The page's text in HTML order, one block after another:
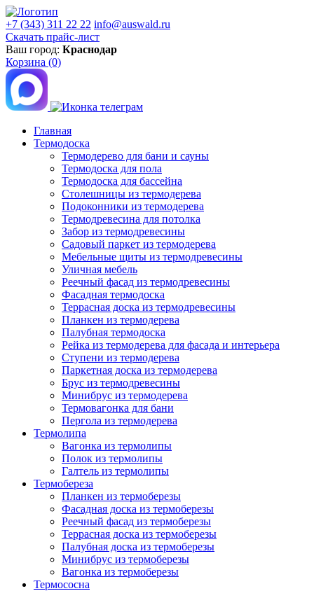
+7 (343) 311 22 22 info@auswald.ru
Скачать прайс-лист
Ваш город: Краснодар
Корзина (0)
Главная
Термодоска
Термодерево для бани и сауны
Термодоска для пола
Термодоска для бассейна
Столешницы из термодерева
Подоконники из термодерева
Термодревесина для потолка
Забор из термодревесины
Садовый паркет из термодерева
Мебельные щиты из термодревесины
Уличная мебель
Реечный фасад из термодревесины
Фасадная термодоска
Террасная доска из термодревесины
Планкен из термодерева
Палубная термодоска
Рейка из термодерева для фасада и интерьера
Ступени из термодерева
Паркетная доска из термодерева
Брус из термодревесины
Минибрус из термодерева
Термовагонка для бани
Пергола из термодерева
Термолипа
Вагонка из термолипы
Полок из термолипы
Галтель из термолипы
Термобереза
Планкен из термоберезы
Фасадная доска из термоберезы
Реечный фасад из термоберезы
Террасная доска из термоберезы
Палубная доска из термоберезы
Минибрус из термоберезы
Вагонка из термоберезы
Термососна